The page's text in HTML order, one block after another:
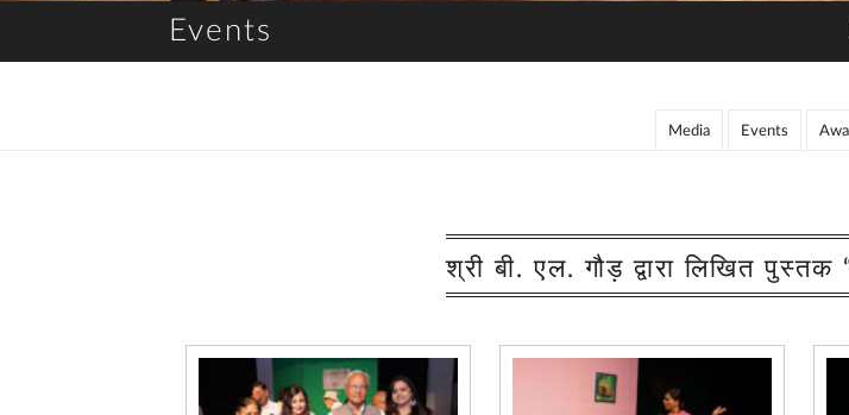
Events
Media Events
श्री बी. एल. गौड़ द्वारा लिखित